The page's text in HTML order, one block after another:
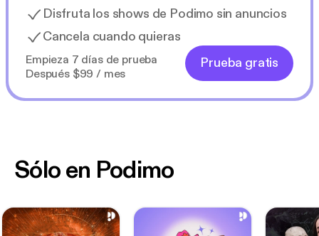
Disfruta los shows de Podimo sin anuncios
Cancela cuando quieras
Empieza 7 días de prueba
Después $99 / mes
Prueba gratis
Sólo en Podimo